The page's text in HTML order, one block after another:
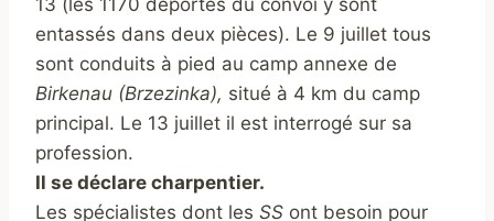
entassés dans deux pièces). Le 9 juillet tous
sont conduits à pied au camp annexe de
Birkenau (Brzezinka), situé à 4 km du camp
principal. Le 13 juillet il est interrogé sur sa
profession.
Il se déclare charpentier.
Les spécialistes dont les SS ont besoin pour